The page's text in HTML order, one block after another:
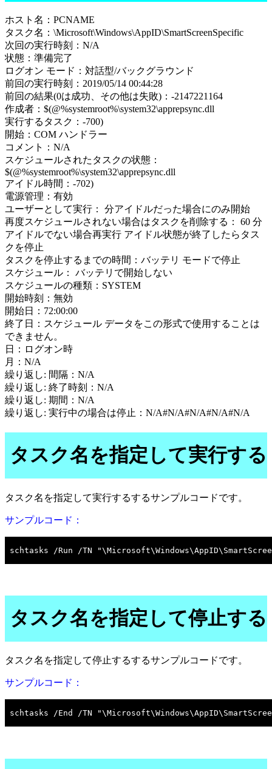
ホスト名：PCNAME
タスク名：\Microsoft\Windows\AppID\SmartScreenSpecific
次回の実行時刻：N/A
状態：準備完了
ログオン モード：対話型/バックグラウンド
前回の実行時刻：2019/05/14 00:44:28
前回の結果(0は成功、その他は失敗)：-2147221164
作成者：$(@%systemroot%\system32\apprepsync.dll
実行するタスク：-700)
開始：COM ハンドラー
コメント：N/A
スケジュールされたタスクの状態：
$(@%systemroot%\system32\apprepsync.dll
アイドル時間：-702)
電源管理：有効
ユーザーとして実行： 分アイドルだった場合にのみ開始
再度スケジュールされない場合はタスクを削除する： 60 分
アイドルでない場合再実行 アイドル状態が終了したらタス
クを停止
タスクを停止するまでの時間：バッテリ モードで停止
スケジュール： バッテリで開始しない
スケジュールの種類：SYSTEM
開始時刻：無効
開始日：72:00:00
終了日：スケジュール データをこの形式で使用することは
できません。
日：ログオン時
月：N/A
繰り返し: 間隔：N/A
繰り返し: 終了時刻：N/A
繰り返し: 期間：N/A
繰り返し: 実行中の場合は停止：N/A#N/A#N/A#N/A#N/A
タスク名を指定して実行する
タスク名を指定して実行するするサンプルコードです。
サンプルコード：
タスク名を指定して停止する
タスク名を指定して停止するするサンプルコードです。
サンプルコード：